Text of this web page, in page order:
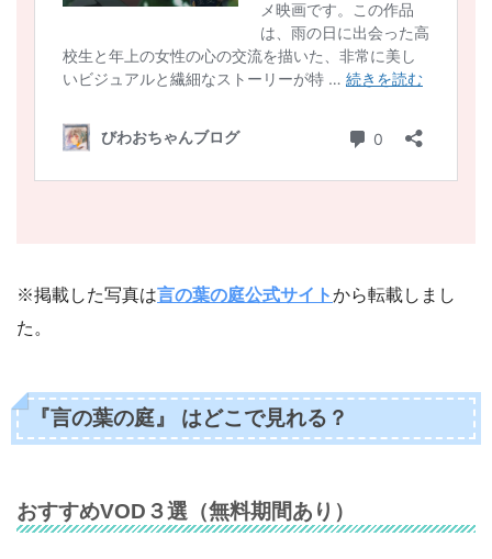
※掲載した写真は言の葉の庭公式サイトから転載しまし
た。
『言の葉の庭』 はどこで見れる？
おすすめVOD３選（無料期間あり）